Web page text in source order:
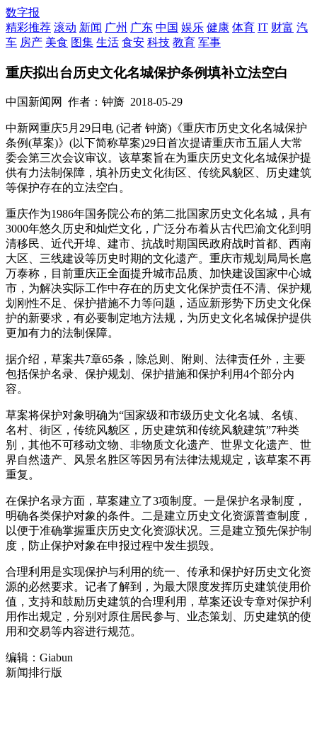
数字报
精彩推荐 滚动 新闻 广州 广东 中国 娱乐 健康 体育 IT 财富 汽
车 房产 美食 图集 生活 食安 科技 教育 军事
重庆拟出台历史文化名城保护条例填补立法空白
中国新闻网 作者：钟旖 2018-05-29
中新网重庆5月29日电 (记者 钟旖)《重庆市历史文化名城保护
条例(草案)》(以下简称草案)29日首次提请重庆市五届人大常
委会第三次会议审议。该草案旨在为重庆历史文化名城保护提
供有力法制保障，填补历史文化街区、传统风貌区、历史建筑
等保护存在的立法空白。
重庆作为1986年国务院公布的第二批国家历史文化名城，具有
3000年悠久历史和灿烂文化，广泛分布着从古代巴渝文化到明
清移民、近代开埠、建市、抗战时期国民政府战时首都、西南
大区、三线建设等历史时期的文化遗产。重庆市规划局局长扈
万泰称，目前重庆正全面提升城市品质、加快建设国家中心城
市，为解决实际工作中存在的历史文化保护责任不清、保护规
划刚性不足、保护措施不力等问题，适应新形势下历史文化保
护的新要求，有必要制定地方法规，为历史文化名城保护提供
更加有力的法制保障。
据介绍，草案共7章65条，除总则、附则、法律责任外，主要
包括保护名录、保护规划、保护措施和保护利用4个部分内
容。
草案将保护对象明确为“国家级和市级历史文化名城、名镇、
名村、街区，传统风貌区，历史建筑和传统风貌建筑”7种类
别，其他不可移动文物、非物质文化遗产、世界文化遗产、世
界自然遗产、风景名胜区等因另有法律法规规定，该草案不再
重复。
在保护名录方面，草案建立了3项制度。一是保护名录制度，
明确各类保护对象的条件。二是建立历史文化资源普查制度，
以便于准确掌握重庆历史文化资源状况。三是建立预先保护制
度，防止保护对象在申报过程中发生损毁。
合理利用是实现保护与利用的统一、传承和保护好历史文化资
源的必然要求。记者了解到，为最大限度发挥历史建筑使用价
值，支持和鼓励历史建筑的合理利用，草案还设专章对保护利
用作出规定，分别对原住居民参与、业态策划、历史建筑的使
用和交易等内容进行规范。
编辑：Giabun
新闻排行版